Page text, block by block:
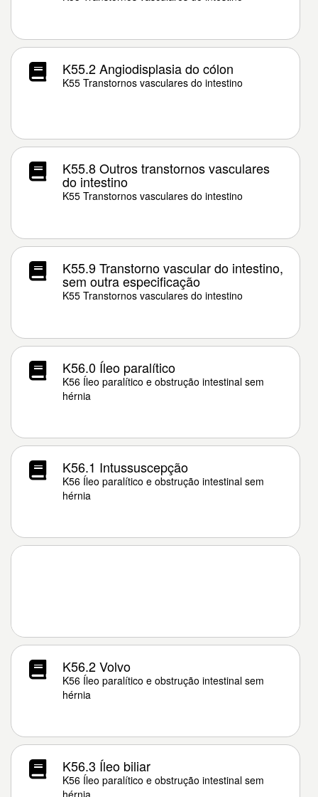
K55.2 Angiodisplasia do cólon
K55 Transtornos vasculares do intestino
K55.8 Outros transtornos vasculares
do intestino
K55 Transtornos vasculares do intestino
K55.9 Transtorno vascular do intestino,
sem outra especificação
K55 Transtornos vasculares do intestino
K56.0 Íleo paralítico
K56 Íleo paralítico e obstrução intestinal sem
hérnia
K56.1 Intussuscepção
K56 Íleo paralítico e obstrução intestinal sem
hérnia
K56.2 Volvo
K56 Íleo paralítico e obstrução intestinal sem
hérnia
K56.3 Íleo biliar
K56 Íleo paralítico e obstrução intestinal sem
hérnia